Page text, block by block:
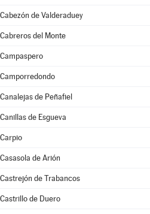
Cabezón de Valderaduey
Cabreros del Monte
Campaspero
Camporredondo
Canalejas de Peñafiel
Canillas de Esgueva
Carpio
Casasola de Arión
Castrejón de Trabancos
Castrillo de Duero